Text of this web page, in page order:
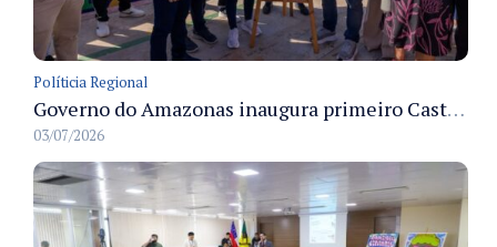
Políticia Regional
Governo do Amazonas inaugura primeiro Castramóvel Fluvial para atendimento veterinário às comunidades ribeirinhas e castração gratuita
03/07/2026